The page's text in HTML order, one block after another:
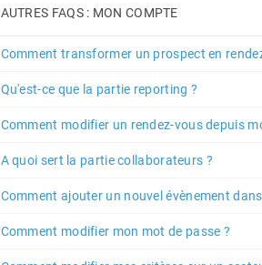
AUTRES FAQS : MON COMPTE
Comment transformer un prospect en
Qu'est-ce que la partie reporting ?
Comment modifier un rendez-vous depuis
A quoi sert la partie collaborateurs ?
Comment ajouter un nouvel évènement
Comment modifier mon mot de passe ?